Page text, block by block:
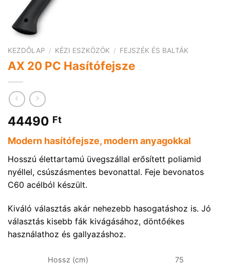
KEZDŐLAP / KÉZI ESZKÖZÖK / FEJSZÉK ÉS BALTÁK
AX 20 PC Hasítófejsze
44490 Ft
Modern hasítófejsze, modern anyagokkal
Hosszú élettartamú üvegszállal erősített poliamid
nyéllel, csúszásmentes bevonattal. Feje bevonatos
C60 acélból készült.
Kiváló választás akár nehezebb hasogatáshoz is. Jó
választás kisebb fák kivágásához, döntőékes
használathoz és gallyazáshoz.
Hossz (cm)
75